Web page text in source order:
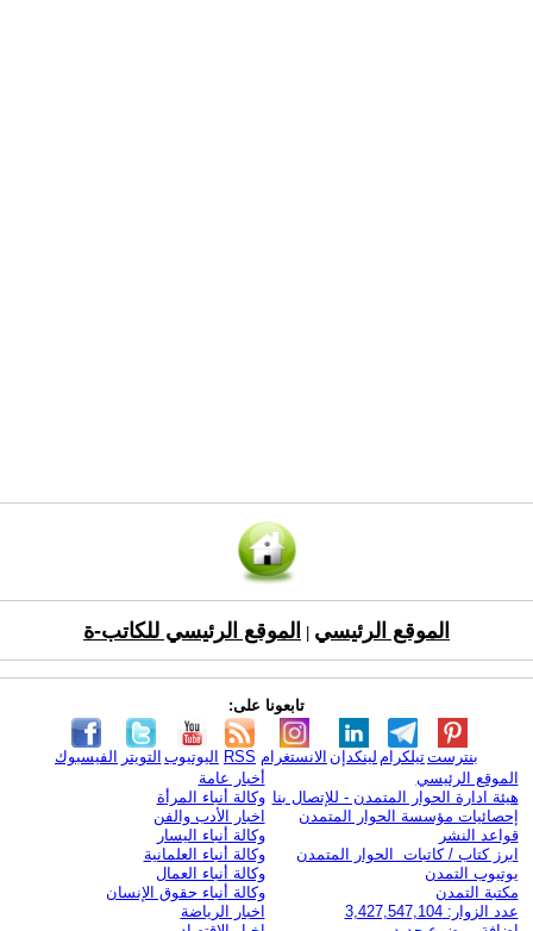
الموقع الرئيسي الموقع الرئيسي للكاتب-ة
تابعونا على:
الفيسبوك التويتر اليوتيوب RSS الانستغرام لينكدإن تيلكرامبنترست
الموقع الرئيسي
هيئة ادارة الحوار المتمدن - للإتصال بنا
إحصائيات مؤسسة الحوار المتمدن
قواعد النشر
ابرز كتاب / كاتبات الحوار المتمدن
يوتيوب التمدن
مكتبة التمدن
عدد الزوار: 3,427,547,104
أخبار عامة
وكالة أنباء المرأة
اخبار الأدب والفن
وكالة أنباء اليسار
وكالة أنباء العلمانية
وكالة أنباء العمال
وكالة أنباء حقوق الإنسان
اخبار الرياضة